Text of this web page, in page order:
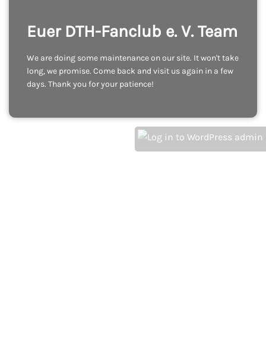
Euer DTH-Fanclub e. V. Team
We are doing some maintenance on our site. It won't take
long, we promise. Come back and visit us again in a few
days. Thank you for your patience!